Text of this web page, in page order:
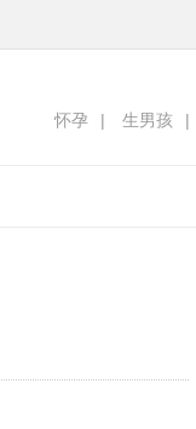
怀孕 | 生男孩 |